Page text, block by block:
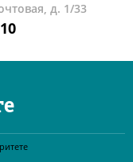
д. 1/33